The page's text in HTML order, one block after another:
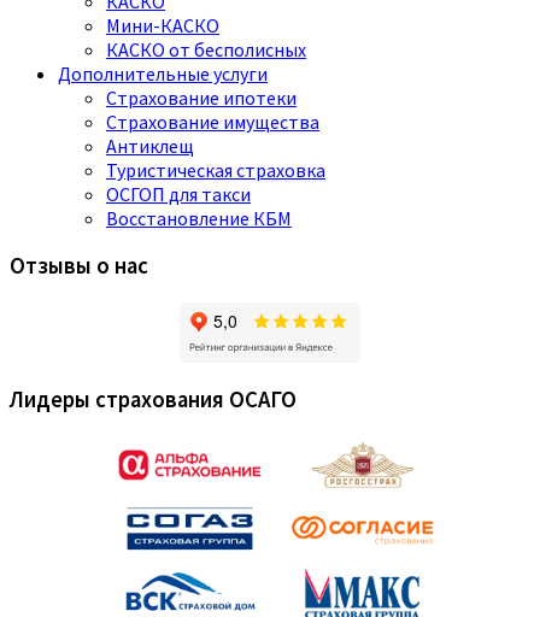
Мини-КАСКО
КАСКО от бесполисных
Дополнительные услуги
Страхование ипотеки
Страхование имущества
Антиклещ
Туристическая страховка
ОСГОП для такси
Восстановление КБМ
Отзывы о нас
Лидеры страхования ОСАГО